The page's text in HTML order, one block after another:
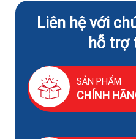
Liên hệ với
hỗ trợ
SẢN PHẨM
CHÍNH